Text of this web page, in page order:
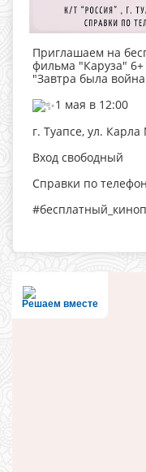
Приглашаем на
фильма "Каруза"
"Завтра была
1 мая в 12:00
г. Туапсе, ул.
Вход свободный
Справки по
Решаем вместе